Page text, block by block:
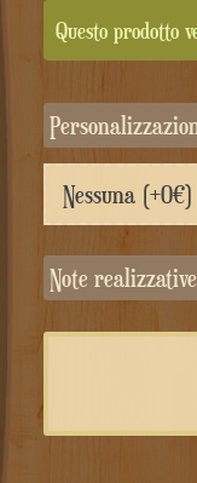
Questo prodotto
Note realizzative